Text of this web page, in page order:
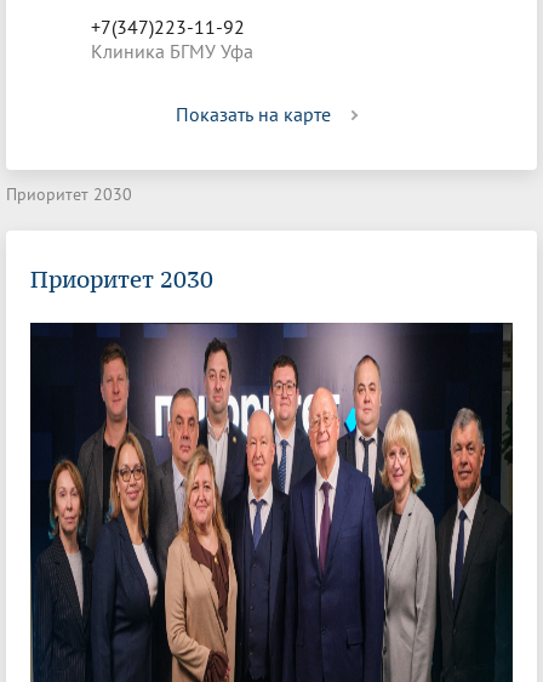
+7(347)223-11-92
Клиника БГМУ Уфа
Показать на карте
Приоритет 2030
Приоритет 2030